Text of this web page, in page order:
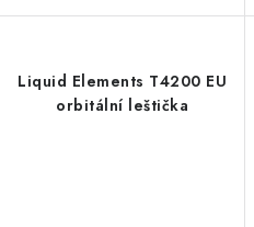
Liquid Elements T4200 EU
orbitální leštička